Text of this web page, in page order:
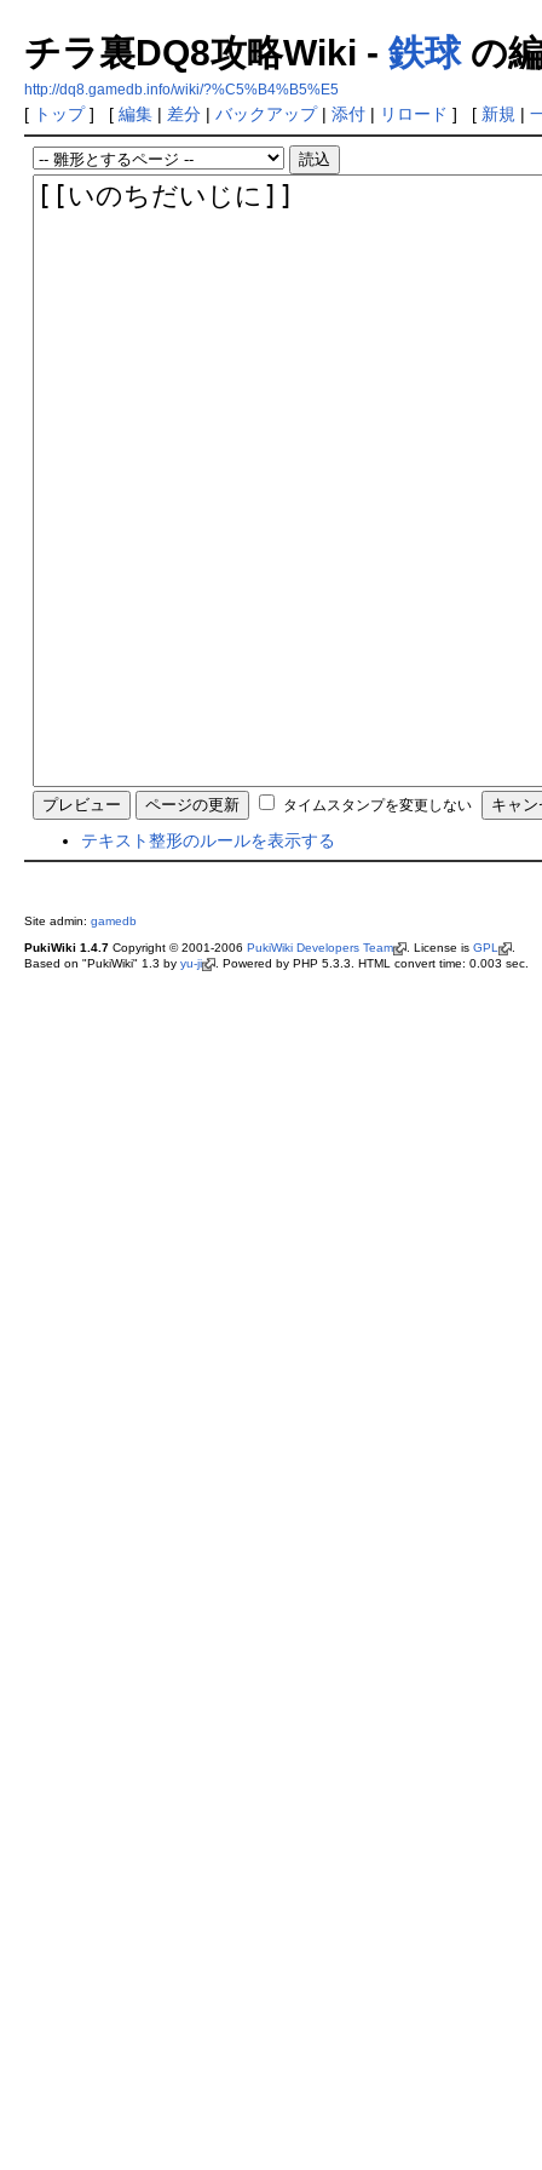
チラ裏DQ8攻略Wiki - 鉄球の
http://dq8.gamedb.info/wiki/?%C5%B4%B5%E5
[ トップ] [ 編集| 差分| バックアップ| 添付| リロード ] [ 新規 |
タイムスタンプを変更しない
テキスト整形のルールを表示する
Site admin: gamedb
PukiWiki 1.4.7Copyright © 2001-2006 PukiWiki Developers Team . License is GPL
.
Based on "PukiWiki" 1.3 by yu-ji . Powered by PHP 5.3.3. HTML convert time: 0.003 sec.